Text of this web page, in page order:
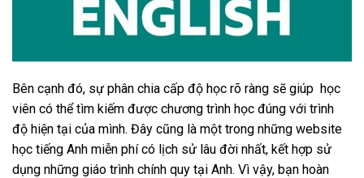
Bên cạnh đó, sự phân chia cấp độ học rõ ràng sẽ giúp học
viên có thể tìm kiếm được chương trình học đúng với trình
độ hiện tại của mình. Đây cũng là một trong những website
học tiếng Anh miễn phí có lịch sử lâu đời nhất, kết hợp sử
dụng những giáo trình chính quy tại Anh. Vì vậy, bạn hoàn